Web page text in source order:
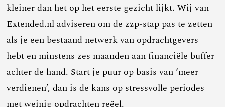
kleiner dan het op het eerste gezicht lijkt. Wij van
Extended.nl adviseren om de zzp-stap pas te zetten
als je een bestaand netwerk van opdrachtgevers
hebt en minstens zes maanden aan financiële buffer
achter de hand. Start je puur op basis van ‘meer
verdienen’, dan is de kans op stressvolle periodes
met weinig opdrachten reëel.